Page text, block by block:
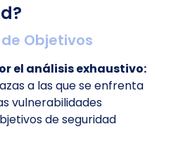
de Objetivos
el análisis exhaustivo:
a las que se enfrenta
vulnerabilidades
de seguridad